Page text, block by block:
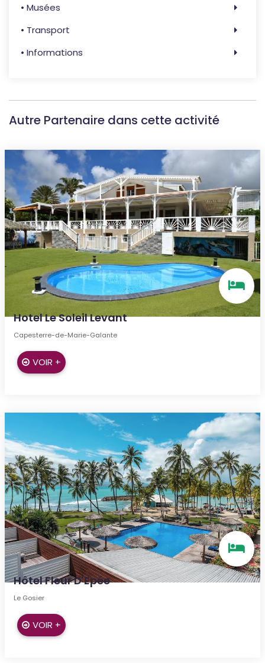
• Musées
• Transport
• Informations
Autre Partenaire dans cette activité
Hotel Le Soleil Levant
Capesterre-de-Marie-Galante
VOIR +
Hôtel Fleur D'Epée
Le Gosier
VOIR +